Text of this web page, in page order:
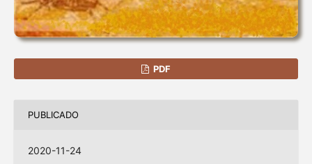
PDF
PUBLICADO
2020-11-24